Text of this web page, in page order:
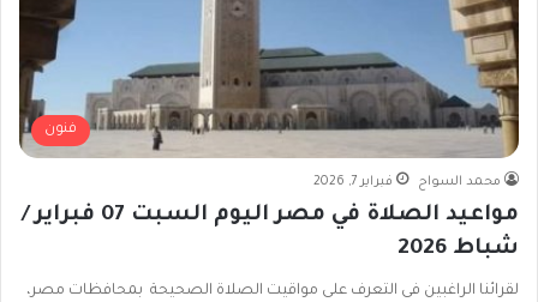
فنون
محمد السواح فبراير 7, 2026
مواعيد الصلاة في مصر اليوم السبت 07 فبراير /
شباط 2026
لقرائنا الراغبين فى التعرف على مواقيت الصلاة الصحيحة بمحافظات مصر،